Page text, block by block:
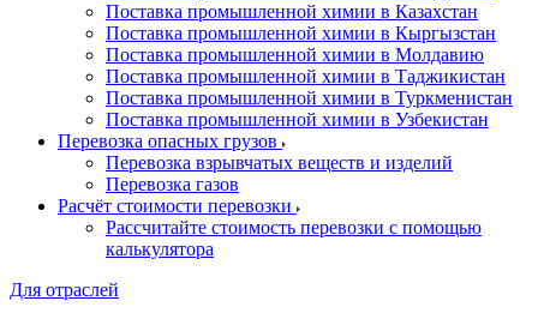
Поставка промышленной химии в Казахстан
Поставка промышленной химии в Кыргызстан
Поставка промышленной химии в Молдавию
Поставка промышленной химии в Таджикистан
Поставка промышленной химии в Туркменистан
Поставка промышленной химии в Узбекистан
Перевозка опасных грузов
Перевозка взрывчатых веществ и изделий
Перевозка газов
Расчёт стоимости перевозки
Рассчитайте стоимость перевозки с помощью
калькулятора
Для отраслей